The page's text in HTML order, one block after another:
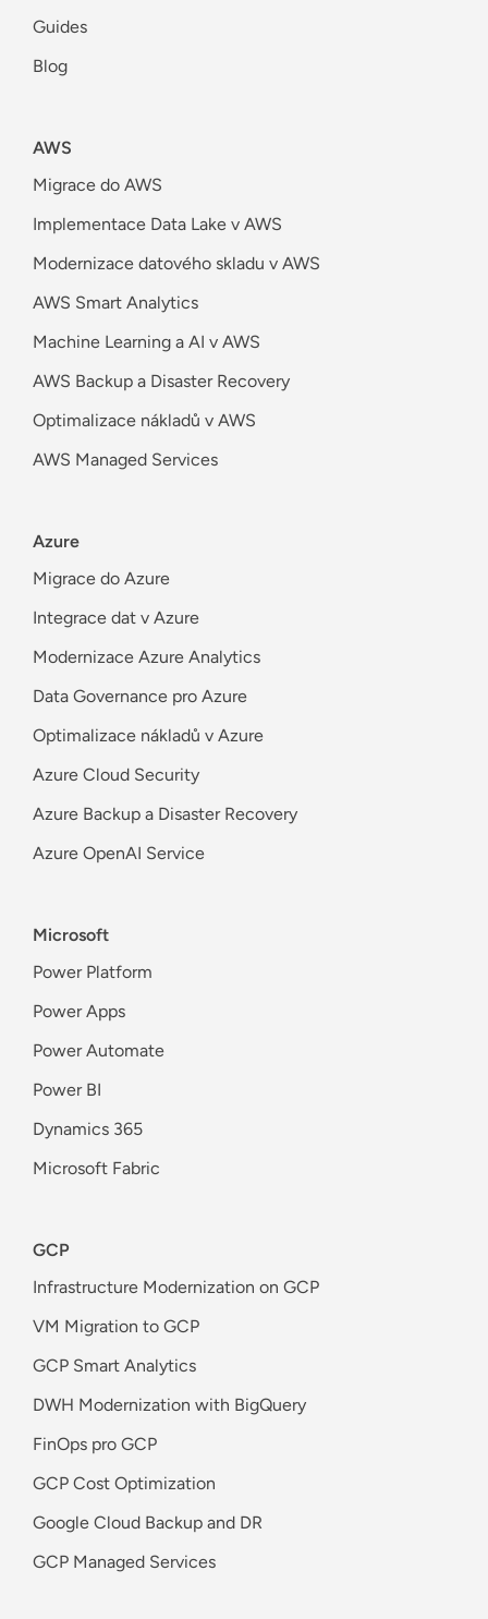
Guides
Blog
AWS
Migrace do AWS
Implementace Data Lake v AWS
Modernizace datového skladu v AWS
AWS Smart Analytics
Machine Learning a AI v AWS
AWS Backup a Disaster Recovery
Optimalizace nákladů v AWS
AWS Managed Services
Azure
Migrace do Azure
Integrace dat v Azure
Modernizace Azure Analytics
Data Governance pro Azure
Optimalizace nákladů v Azure
Azure Cloud Security
Azure Backup a Disaster Recovery
Azure OpenAI Service
Microsoft
Power Platform
Power Apps
Power Automate
Power BI
Dynamics 365
Microsoft Fabric
GCP
Infrastructure Modernization on GCP
VM Migration to GCP
GCP Smart Analytics
DWH Modernization with BigQuery
FinOps pro GCP
GCP Cost Optimization
Google Cloud Backup and DR
GCP Managed Services